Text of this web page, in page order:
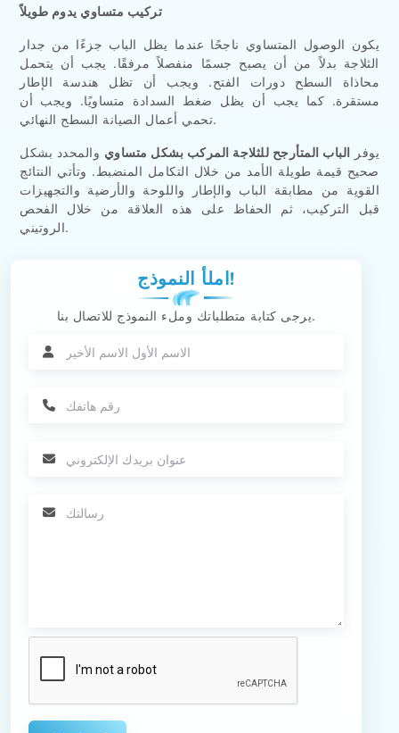
تركيب متساوي يدوم طويلاً
يكون الوصول المتساوي ناجحًا عندما يظل الباب جزءًا من جدار
الثلاجة بدلاً من أن يصبح جسمًا منفصلاً مرفقًا. يجب أن يتحمل
محاذاة السطح دورات الفتح. ويجب أن تظل هندسة الإطار
مستقرة. كما يجب أن يظل ضغط السدادة متساويًا. ويجب أن
تحمي أعمال الصيانة السطح النهائي.
يوفر الباب المتأرجح للثلاجة المركب بشكل متساوي والمحدد بشكل
صحيح قيمة طويلة الأمد من خلال التكامل المنضبط. وتأتي النتائج
القوية من مطابقة الباب والإطار واللوحة والأرضية والتجهيزات
قبل التركيب، ثم الحفاظ على هذه العلاقة من خلال الفحص
الروتيني.
املأ النموذج!
يرجى كتابة متطلباتك وملء النموذج للاتصال بنا.